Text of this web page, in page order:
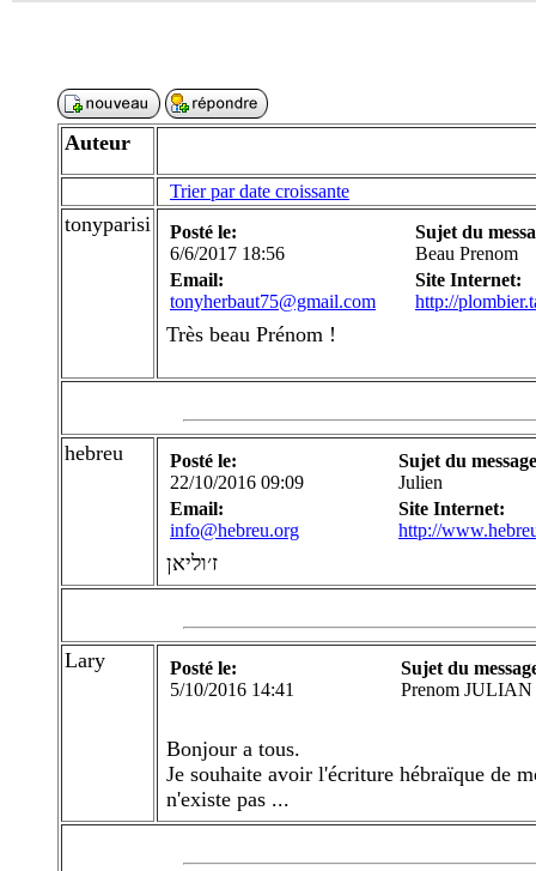
Auteur
Trier par date croissante
tonyparisi
Posté le:
6/6/2017 18:56
Sujet du
Beau Prenom
Email:
tonyherbaut75@gmail.com
Site Internet:
http://
Très beau Prénom !
hebreu
Posté le:
22/10/2016 09:09
Sujet du
Julien
Email:
info@hebreu.org
Site Internet:
http://
ז׳וליאן
Lary
Posté le:
5/10/2016 14:41
Sujet du
Prenom JULIAN
Bonjour a tous.
Je souhaite avoir l'écriture hébraïque de
n'existe pas ...